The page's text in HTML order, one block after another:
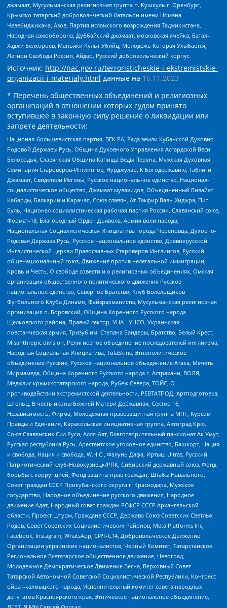
джамаат, Мусульманская религиозная группа п. Кушкуль г. Оренбург,
Крымско-татарский добровольческий батальон имени Номана
Челебиджихана, Азов, Партия исламского возрождения Таджикистана,
Народная самооборона, Дуббайский джамаат, московская ячейка, Батал-
Хаджи Белхороев, Маньяки Культ Убийц, Молодёжь Которая Улыбается,
Легион Свобода России, Айдар, Русский добровольческий корпус
Источник: http://nac.gov.ru/terroristicheskie-i-ekstremistskie-
organizacii-i-materialy.html данные на 16.11.2023
* Перечень общественных объединений и религиозных
организаций в отношении которых судом принято
вступившее в законную силу решение о ликвидации или
запрете деятельности:
Национал-большевистская партия, ВЕК РА, Рада земли Кубанской Духовно
Родовой Державы Русь, Община Духовного Управления Асгардской Веси
Беловодья, Славянская Община Капища Веды Перуна, Мужская Духовная
Семинария Староверов-Инглингов, Нурджулар, К Богодержавию, Таблиги
Джамаат, Свидетели Иеговы, Русское национальное единство, Национал-
социалистическое общество, Джамаат мувахидов, Объединенный Вилайат
Кабарды, Балкарии и Карачая, Союз славян, Ат-Такфир Валь-Хиджра, Пит
Буль, Национал-социалистическая рабочая партия России, Славянский союз,
Формат-18, Благородный Орден Дьявола, Армия воли народа,
Национальная Социалистическая Инициатива города Череповца, Духовно-
Родовая Держава Русь, Русское национальное единство, Древнерусской
Инглистической церкви Православных Староверов-Инглингов, Русский
общенациональный союз, Движение против нелегальной иммиграции,
Кровь и Честь, О свободе совести и о религиозных объединениях, Омская
организация общественного политического движения Русское
национальное единство, Северное Братство, Клуб Болельщиков
Футбольного Клуба Динамо, Файзрахманисты, Мусульманская религиозная
организация п. Боровский, Община Коренного Русского народа
Щелковского района, Правый сектор, УНА - УНСО, Украинская
повстанческая армия, Тризуб им. Степана Бандеры, Братство, Белый Крест,
Misanthropic division, Религиозное объединение последователей инглиизма,
Народная Социальная Инициатива, TulaSkins, Этнополитическое
объединение Русские, Русское национальное объединение Атака, Мечеть
Мирмамеда, Община Коренного Русского народа г. Астрахани, ВОЛЯ,
Меджлис крымскотатарского народа, Рубеж Севера, ТОЙС, О
противодействии экстремистской деятельности, РЕВТАТПОД, Артподготовка,
Штольц, В честь иконы Божией Матери Державная, Сектор 16,
Независимость, Фирма, Молодежная правозащитная группа МПГ, Курсом
Правды и Единения, Каракольская инициативная группа, Автоград Крю,
Союз Славянских Сил Руси, Алля-Аят, Благотворительный пансионат Ак Умут,
Русская республика Русь, Арестантское уголовное единство, Башкорт, Нация
и свобода, Нация и свобода, W.H.С., Фалунь Дафа, Иртыш Ultras, Русский
Патриотический клуб-Новокузнецк/РПК, Сибирский державный союз, Фонд
борьбы с коррупцией, Фонд защиты прав граждан, Штабы Навального,
Совет граждан СССР Прикубанского округа г. Краснодара, Мужское
государство, Народное объединение русского движения, Народное
движение Адат, Народный совет граждан РСФСР СССР Архангельской
области, Проект Штурм, Граждане СССР, Держава Союз Советских Светлых
Родов, Совет Советских Социалистических Районов, Meta Platforms Inc,
Facebook, Instagram, WhatsApp, СИЧ-С14, Добровольческое Движение
Организации украинских националистов, Черный Комитет, Татарстанское
Региональное Всетатарское общественное движение, Невоград,
Молодежное Демократическое Движение Весна, Верховный Совет
Татарской Автономной Советской Социалистической Республики, Конгресс
ойрат-калмыцкого народа, Исполнительный комитет совета народных
депутатов Красноярского края, Этническое национальное объединение,